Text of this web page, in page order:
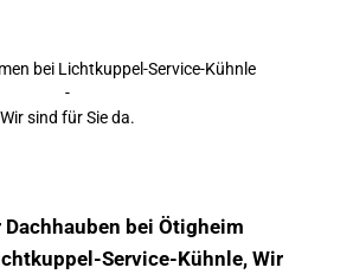
bei Lichtkuppel-Service-Kühnle
-
Wir sind für Sie da.
bei Ötigheim
Service-Kühnle, Wir